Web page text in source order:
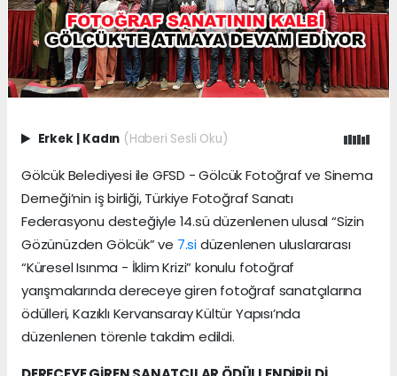
Erkek | Kadın (Haberi Sesli Oku)
Gölcük Belediyesi ile GFSD - Gölcük Fotoğraf ve Sinema
Derneği’nin iş birliği, Türkiye Fotoğraf Sanatı
Federasyonu desteğiyle 14.sü düzenlenen ulusal “Sizin
Gözünüzden Gölcük” ve 7.sidüzenlenen uluslararası
“Küresel Isınma - İklim Krizi” konulu fotoğraf
yarışmalarında dereceye giren fotoğraf sanatçılarına
ödülleri, Kazıklı Kervansaray Kültür Yapısı’nda
düzenlenen törenle takdim edildi.